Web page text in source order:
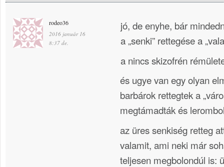
rodeo36
2016 január 16
8:37 de.
jó, de enyhe, bár
a „senki” rettegése a
a nincs skizofrén
és ugye van egy olyan
barbárok rettegtek a
megtámadták és
az üres senkiség retteg
valamit, ami neki már
teljesen megbolondúl is: